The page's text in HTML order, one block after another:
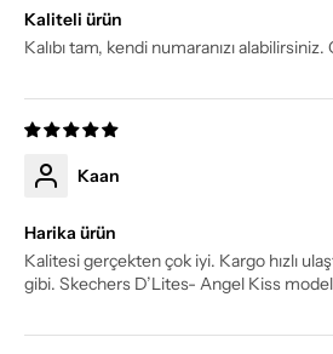
Kaliteli ürün
Kalıbı tam, kendi numaranızı
Kaan
Harika ürün
Kalitesi gerçekten çok iyi. Kargo hızlı
gibi. Skechers D’Lites- Angel Kiss